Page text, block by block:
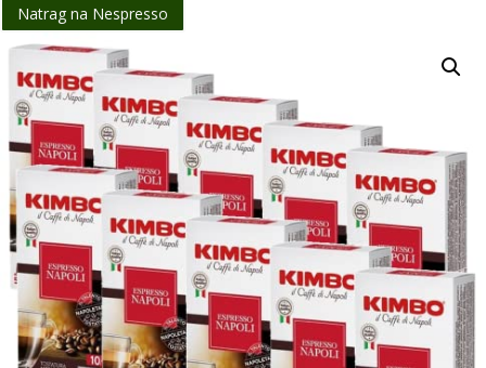
Natrag na Nespresso